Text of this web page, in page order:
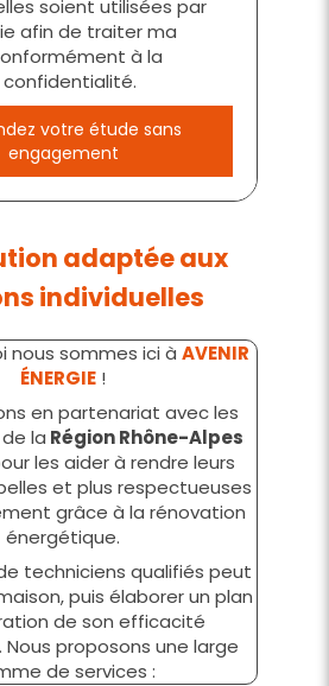
soient utilisées par
afin de traiter ma
à la
votre étude sans
engagement
adaptée aux
individuelles
nous sommes ici à AVENIR
ÉNERGIE !
en partenariat avec les
la Région Rhône-Alpes
les aider à rendre leurs
et plus respectueuses
grâce à la rénovation
énergétique.
techniciens qualifiés peut
puis élaborer un plan
de son efficacité
proposons une large
de services :